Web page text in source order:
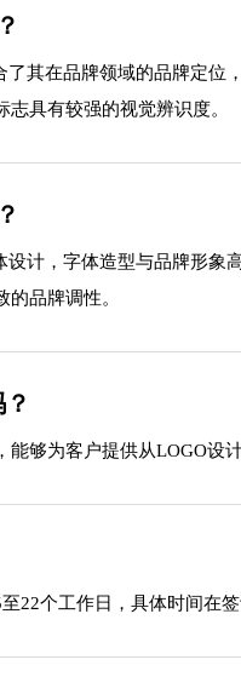
其在品牌领域的品牌定
具有较强的视觉辨识度。
计，字体造型与品牌形
品牌调性。
够为客户提供从LOGO设
22个工作日，具体时间在签